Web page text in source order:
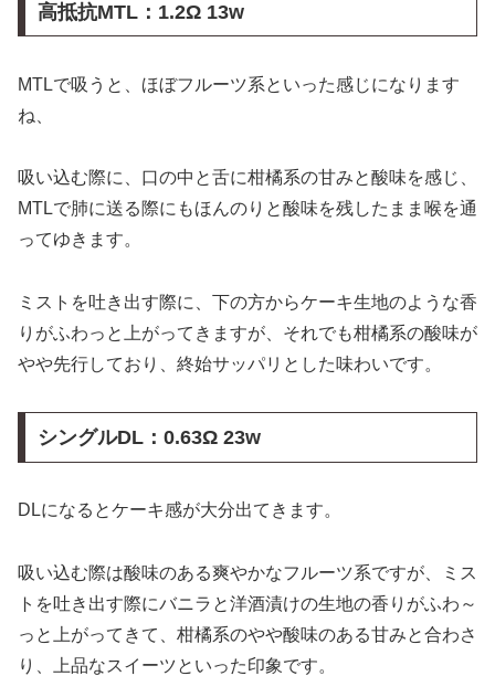
高抵抗MTL：1.2Ω 13w
MTLで吸うと、ほぼフルーツ系といった感じになります
ね、
吸い込む際に、口の中と舌に柑橘系の甘みと酸味を感じ、
MTLで肺に送る際にもほんのりと酸味を残したまま喉を通
ってゆきます。
ミストを吐き出す際に、下の方からケーキ生地のような香
りがふわっと上がってきますが、それでも柑橘系の酸味が
やや先行しており、終始サッパリとした味わいです。
シングルDL： 0.63Ω 23w
DLになるとケーキ感が大分出てきます。
吸い込む際は酸味のある爽やかなフルーツ系ですが、ミス
トを吐き出す際にバニラと洋酒漬けの生地の香りがふわ～
っと上がってきて、柑橘系のやや酸味のある甘みと合わさ
り、上品なスイーツといった印象です。